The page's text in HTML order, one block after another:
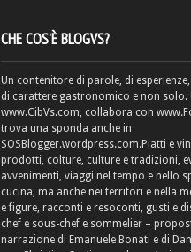
CHE COS’È BLOGVS?
Un contenitore di parole, di
di carattere gastronomico e non solo.
www.CibVs.com, collabora con
trova una sponda anche in
SOSBlogger.wordpress.com.Piatti e
prodotti, colture, culture e tradizioni,
avvenimenti, viaggi nel tempo e nello
cucina, ma anche nei territori e nella
e figure, racconti e resoconti, gusti e
chef e sous-chef e sommelier –
narrazione di Emanuele Bonati e di